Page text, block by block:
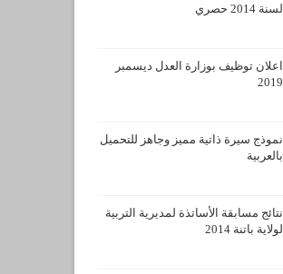
لسنة 2014 حصري
اعلان توظيف بوزارة العدل ديسمبر
2019
نموذج سيرة ذاتية مميز وجاهز للتحميل
بالعربية
نتائج مسابقة الأساتذة لمديرية التربية
لولاية باتنة 2014